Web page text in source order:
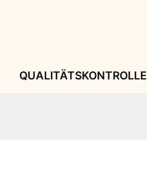
QUALITÄTSKONTROLLE